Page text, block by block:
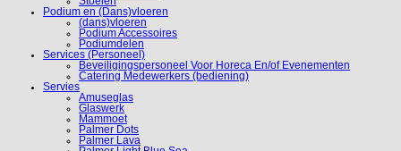
Podium en (Dans)vloeren
(dans)vloeren
Podium Accessoires
Podiumdelen
Services (Personeel)
Beveiligingspersoneel Voor Horeca En/of Evenementen
Catering Medewerkers (bediening)
Servies
Amuseglas
Glaswerk
Mammoet
Palmer Dots
Palmer Lava